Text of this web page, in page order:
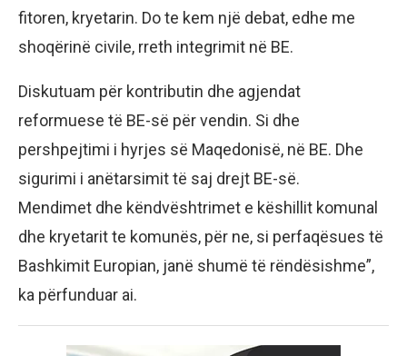
fitoren, kryetarin. Do te kem një debat, edhe me
shoqërinë civile, rreth integrimit në BE.
Diskutuam për kontributin dhe agjendat
reformuese të BE-së për vendin. Si dhe
pershpejtimi i hyrjes së Maqedonisë, në BE. Dhe
sigurimi i anëtarsimit të saj drejt BE-së.
Mendimet dhe këndvështrimet e këshillit komunal
dhe kryetarit te komunës, për ne, si perfaqësues të
Bashkimit Europian, janë shumë të rëndësishme”,
ka përfunduar ai.